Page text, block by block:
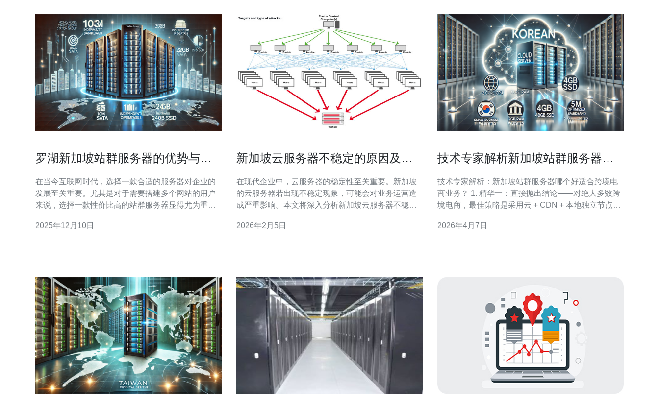
罗湖新加坡站群服务器的优势与选
在当今互联网时代，选择一款合适的服务器对企业的
发展至关重要。尤其是对于需要搭建多个网站的用户
来说，选择一款性价比高的站群服务器显得尤为重
能，还具备了极具竞争力的价格。本文将详尽分析罗
2025年12月10日
新加坡云服务器不稳定的原因及解
在现代企业中，云服务器的稳定性至关重要。新加坡
的云服务器若出现不稳定现象，可能会对业务运营造
成严重影响。本文将深入分析新加坡云服务器不稳定
作为值得信赖的服务商，帮助用户有效提升服务器的
2026年2月5日
技术专家解析新加坡站群服务器哪
技术专家解析：新加坡站群服务器哪个好适合跨境电
商业务？ 1. 精华一：直接抛出结论——对绝大多数跨
境电商，最佳策略是采用云 + CDN + 本地独立节点
二：选择服务器时必须优先看网络带宽、延迟与运营
2026年4月7日